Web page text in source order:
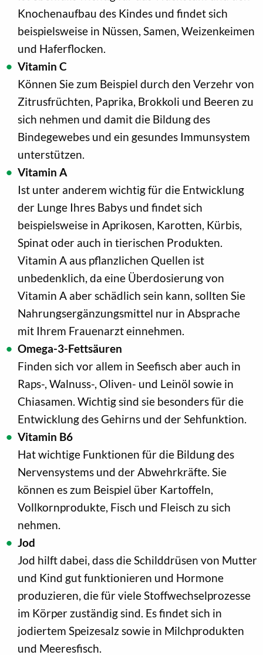
Knochenaufbau des Kindes und findet sich
beispielsweise in Nüssen, Samen, Weizenkeimen
und Haferflocken.
Vitamin C
Können Sie zum Beispiel durch den Verzehr von
Zitrusfrüchten, Paprika, Brokkoli und Beeren zu
sich nehmen und damit die Bildung des
Bindegewebes und ein gesundes Immunsystem
unterstützen.
Vitamin A
Ist unter anderem wichtig für die Entwicklung
der Lunge Ihres Babys und findet sich
beispielsweise in Aprikosen, Karotten, Kürbis,
Spinat oder auch in tierischen Produkten.
Vitamin A aus pflanzlichen Quellen ist
unbedenklich, da eine Überdosierung von
Vitamin A aber schädlich sein kann, sollten Sie
Nahrungsergänzungsmittel nur in Absprache
mit Ihrem Frauenarzt einnehmen.
Omega-3-Fettsäuren
Finden sich vor allem in Seefisch aber auch in
Raps-, Walnuss-, Oliven- und Leinöl sowie in
Chiasamen. Wichtig sind sie besonders für die
Entwicklung des Gehirns und der Sehfunktion.
Vitamin B6
Hat wichtige Funktionen für die Bildung des
Nervensystems und der Abwehrkräfte. Sie
können es zum Beispiel über Kartoffeln,
Vollkornprodukte, Fisch und Fleisch zu sich
nehmen.
Jod
Jod hilft dabei, dass die Schilddrüsen von Mutter
und Kind gut funktionieren und Hormone
produzieren, die für viele Stoffwechselprozesse
im Körper zuständig sind. Es findet sich in
jodiertem Speizesalz sowie in Milchprodukten
und Meeresfisch.